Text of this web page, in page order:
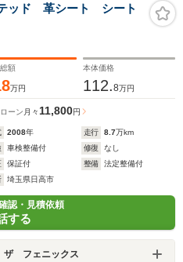
ッド 革シート シート
額
万円
本体価格
112.8万円
ーン 月々 11,800円
2008年 走行 8.7万km
車検整備付 修復
なし
保証付 整備
法定整備付
埼玉県日高市
認・見積依頼
する
フェニックス